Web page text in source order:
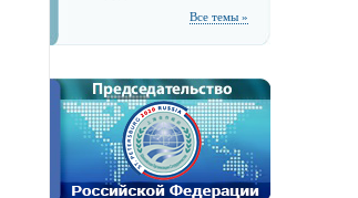
Все темы »